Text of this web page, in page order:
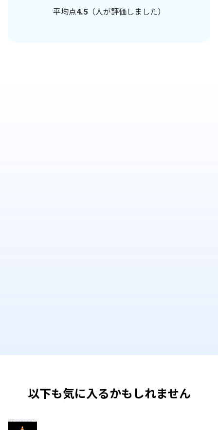
平均点4.5（人が評価しました）
以下も気に入るかもしれません